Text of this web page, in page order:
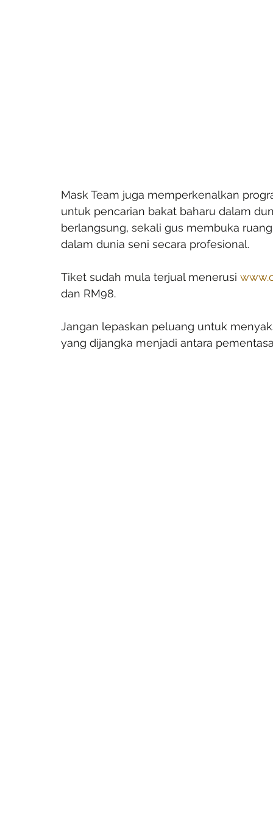
Mask Team juga memperkenalkan
untuk pencarian bakat baharu dalam
berlangsung, sekali gus membuka
dalam dunia seni secara profesional.
Tiket sudah mula terjual menerusi
dan RM98.
Jangan lepaskan peluang untuk
yang dijangka menjadi antara